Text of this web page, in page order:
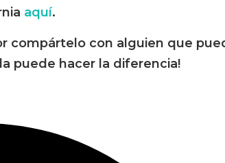
aquí.
compártelo con alguien que
puede hacer la diferencia!